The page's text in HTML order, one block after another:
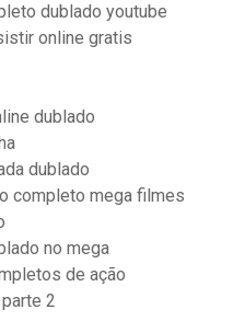
dublado youtube
online gratis
dublado
dublado
completo mega filmes
no mega
de ação
2